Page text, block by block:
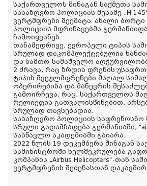
საქართველოს შინაგან საქმეთა
სასაზღვრო პოლიციას მესამე „H
ვერტმფრენი შეემატა. ახალი
პოლიციის მფრინავებმა
ჩამოიყვანეს.
თანამედრივე, ევროპული ტიპის
სრულად დაკომპლექტებულია
და სამთო-სამაშველო
2 ძრავა, რაც ზრდის ფრენის
ტიპის შვეულმფრენები მაღალ
ოპერირებისა და მანევრის
გამოირჩევა, რაც, საქართველოს
რელიეფის გათვალისწინებით,
სრულად თავსებადია.
სასაზღვრო პოლიციის საფრენოსნო
სრული გადამზადება გერმანიაში,
სასწავლო აკადემიაში გაიარა.
2022 წლის 19 დეკემბერს შინაგან
სამინისტროში ხელშეკრულება
კომპანია „Airbus Helicopters“-თან სამი
ვერტმფრენის შეძენასთან